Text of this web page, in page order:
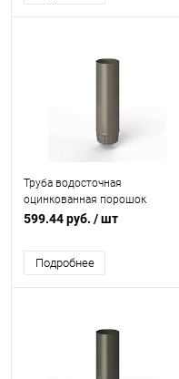
Труба водосточная
оцинкованная порошок
ф125х1250мм RAL 7039
599.44 руб. / шт
Подробнее